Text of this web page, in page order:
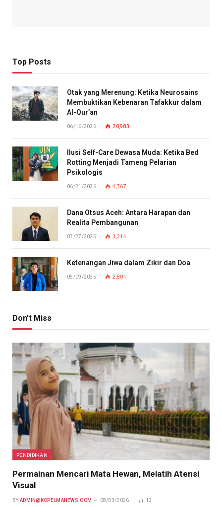
Top Posts
Otak yang Merenung: Ketika Neurosains
Membuktikan Kebenaran Tafakkur dalam
Al-Qur’an
06/16/2026 20,983
Ilusi Self-Care Dewasa Muda: Ketika Bed
Rotting Menjadi Tameng Pelarian
Psikologis
06/21/2026 4,767
Dana Otsus Aceh: Antara Harapan dan
Realita Pembangunan
07/27/2025 3,214
Ketenangan Jiwa dalam Zikir dan Doa
05/09/2025 2,801
Don't Miss
PENDIDIKAN
Permainan Mencari Mata Hewan, Melatih Atensi
Visual
BY ADMIN@KOPELMANEWS.COM 08/03/2026 12